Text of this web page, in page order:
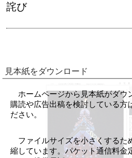
詫び
見本紙をダウンロード
ホームページから見本紙がダウ
購読や広告出稿を検討している方
ださい。
ファイルサイズを小さくするた
縮しています。パケット通信料金